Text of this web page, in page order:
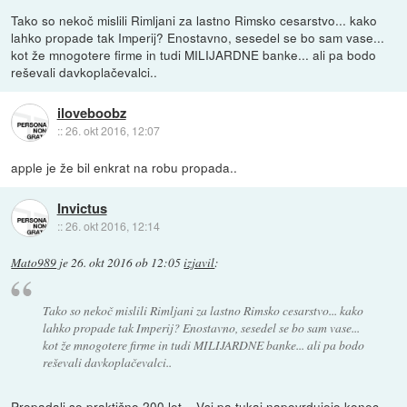
Tako so nekoč mislili Rimljani za lastno Rimsko cesarstvo... kako
lahko propade tak Imperij? Enostavno, sesedel se bo sam vase...
kot že mnogotere firme in tudi MILIJARDNE banke... ali pa bodo
reševali davkoplačevalci..
iloveboobz
::26. okt 2016, 12:07
apple je že bil enkrat na robu propada..
Invictus
::26. okt 2016, 12:14
Mato989 je26. okt 2016 ob 12:05izjavil:
Tako so nekoč mislili Rimljani za lastno Rimsko cesarstvo... kako
lahko propade tak Imperij? Enostavno, sesedel se bo sam vase...
kot že mnogotere firme in tudi MILIJARDNE banke... ali pa bodo
reševali davkoplačevalci..